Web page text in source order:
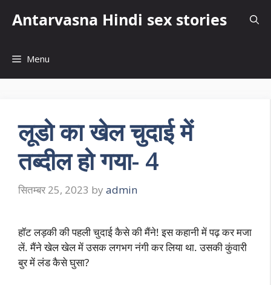
Antarvasna Hindi sex stories
Menu
लूडो का खेल चुदाई में
तब्दील हो गया- 4
सितम्बर 25, 2023 by admin
हॉट लड़की की पहली चुदाई कैसे की मैंने! इस कहानी में पढ़ कर मजा
लें. मैंने खेल खेल में उसक लगभग नंगी कर लिया था. उसकी कुंवारी
बुर में लंड कैसे घुसा?